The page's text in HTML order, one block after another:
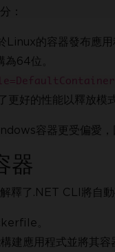
：
Linux的容器發布應用
64位。
更好的性能以釋放模
容器更受偏愛
器
釋了.NET CLI將自
。
建應用程式並將其容